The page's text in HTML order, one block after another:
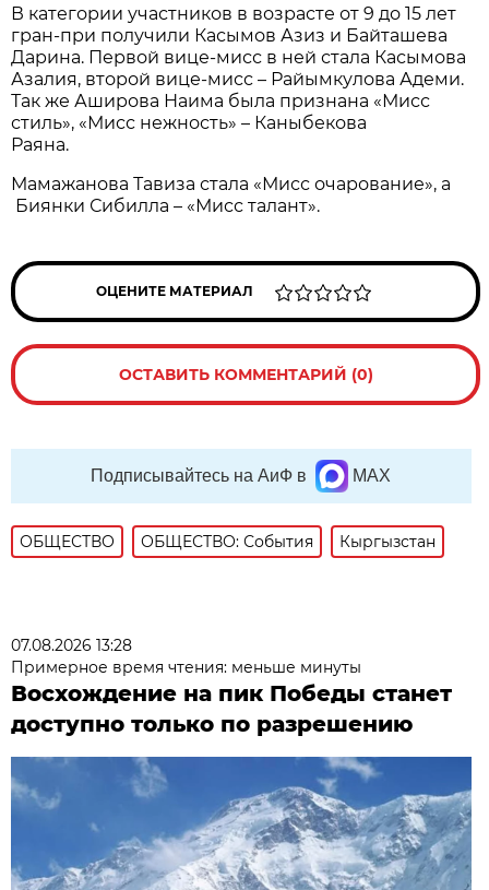
В категории участников в возрасте от 9 до 15 лет
гран-при получили Касымов Азиз и Байташева
Дарина. Первой вице-мисс в ней стала Касымова
Азалия, второй вице-мисс – Райымкулова Адеми.
Так же Аширова Наима была признана «Мисс
стиль», «Мисс нежность» – Каныбекова
Раяна.
Мамажанова Тавиза стала «Мисс очарование», а
Биянки Сибилла – «Мисс талант».
ОЦЕНИТЕ МАТЕРИАЛ
ОСТАВИТЬ КОММЕНТАРИЙ (0)
Подписывайтесь на АиФ в MAX
ОБЩЕСТВО ОБЩЕСТВО: События Кыргызстан
07.08.2026 13:28
Примерное время чтения: меньше минуты
Восхождение на пик Победы станет
доступно только по разрешению